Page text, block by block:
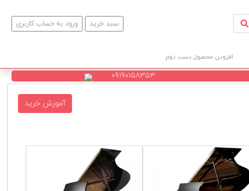
ورود به حساب کاربری سبد خرید
افزودن محصول دست دوم
۰۹۱۹۰۱۵۸۳۵۳
آموزش خرید